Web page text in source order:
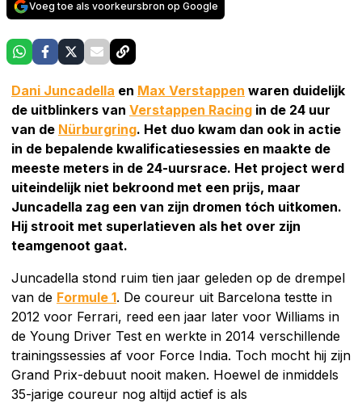
Voeg toe als voorkeursbron op Google
Dani Juncadella en Max Verstappen waren duidelijk
de uitblinkers van Verstappen Racing in de 24 uur
van de Nürburgring. Het duo kwam dan ook in actie
in de bepalende kwalificatiesessies en maakte de
meeste meters in de 24-uursrace. Het project werd
uiteindelijk niet bekroond met een prijs, maar
Juncadella zag een van zijn dromen tóch uitkomen.
Hij strooit met superlatieven als het over zijn
teamgenoot gaat.
Juncadella stond ruim tien jaar geleden op de drempel
van de Formule 1. De coureur uit Barcelona testte in
2012 voor Ferrari, reed een jaar later voor Williams in
de Young Driver Test en werkte in 2014 verschillende
trainingssessies af voor Force India. Toch mocht hij zijn
Grand Prix-debuut nooit maken. Hoewel de inmiddels
35-jarige coureur nog altijd actief is als